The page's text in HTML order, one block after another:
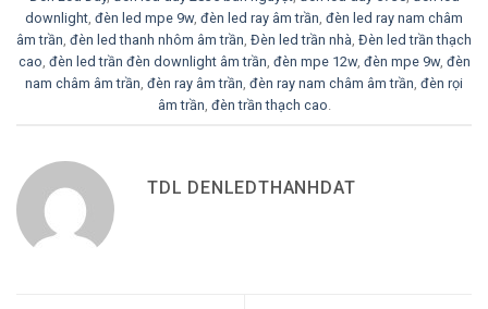
downlight đèn led mpe 9w, đèn led ray âm trần đèn led ray nam châm
âm trần đèn led thanh nhôm âm trần Đèn led trần nhà Đèn led trần thạch
cao đèn led trần đèn downlight âm trần đèn mpe 12w, đèn mpe 9w, đèn
nam châm âm trần đèn ray âm trần đèn ray nam châm âm trần đèn rọi
âm trần đèn trần thạch cao
TDL DENLEDTHANHDAT